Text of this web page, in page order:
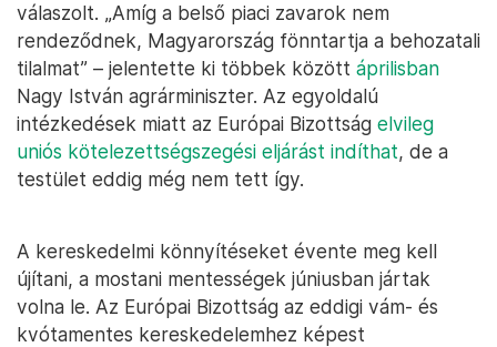
válaszolt. „Amíg a belső piaci zavarok nem
rendeződnek, Magyarország fönntartja a behozatali
tilalmat” – jelentette ki többek között áprilisban
Nagy István agrárminiszter. Az egyoldalú
intézkedések miatt az Európai Bizottság elvileg
uniós kötelezettségszegési eljárást indíthat, de a
testület eddig még nem tett így.
A kereskedelmi könnyítéseket évente meg kell
újítani, a mostani mentességek júniusban jártak
volna le. Az Európai Bizottság az eddigi vám- és
kvótamentes kereskedelemhez képest